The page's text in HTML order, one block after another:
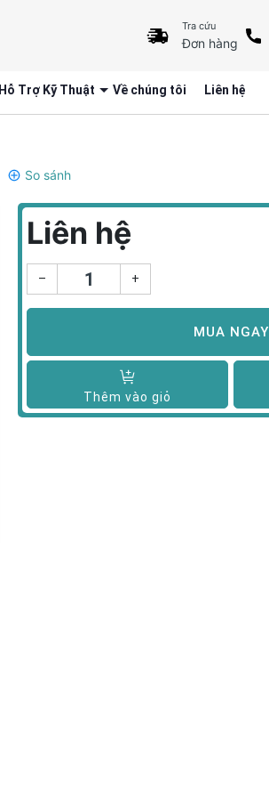
Tra cứu
Đơn hàng
Hỗ Trợ Kỹ Thuật Về chúng tôi Liên hệ
So sánh
Liên hệ
– +
MUA NGAY
Thêm vào giỏ